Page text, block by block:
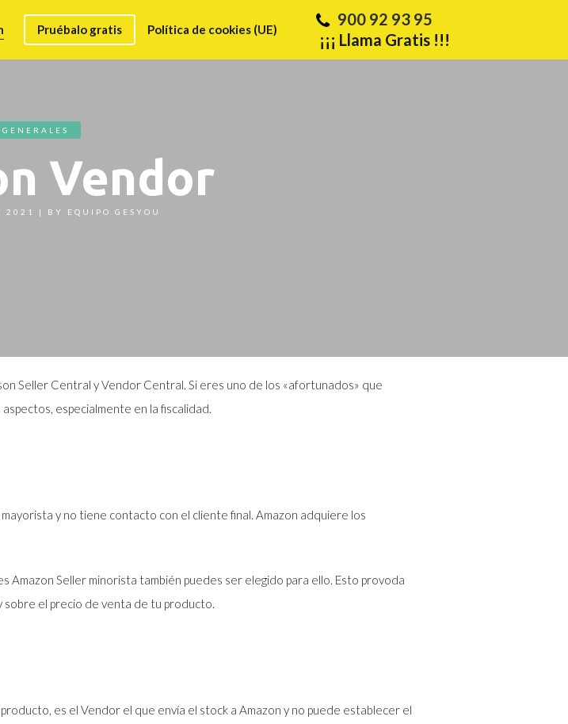
900 92 93 95
¡¡¡ Llama Gratis !!!
Pruébalo gratis Política de cookies (UE)
GENERALES
Vendor
2021 | BY EQUIPO GESYOU
Seller Central y Vendor Central. Si eres uno de los «afortunados» que
especialmente en la fiscalidad.
y no tiene contacto con el cliente final. Amazon adquiere los
Seller minorista también puedes ser elegido para ello. Esto provoda
sobre el precio de venta de tu producto.
es el Vendor el que envía el stock a Amazon y no puede establecer el